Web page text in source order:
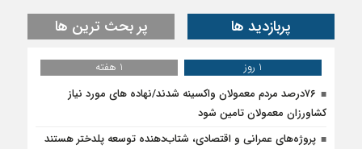
پربازدید ها پر بحث ترین ها
1 روز
1 هفته
۷۶درصد مردم معمولان واکسینه شدند/نهاده های مورد نیاز
کشاورزان معمولان تامین شود
پروژه‌های عمرانی و اقتصادی، شتاب‌دهنده توسعه پلدختر هستند